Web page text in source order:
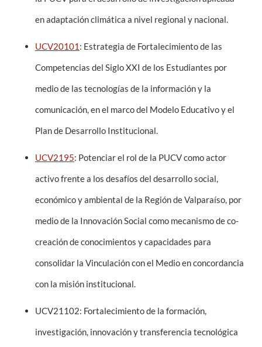
en adaptación climática a nivel regional y nacional.
UCV20101 : Estrategia de Fortalecimiento de las
Competencias del Siglo XXI de los Estudiantes por
medio de las tecnologías de la información y la
comunicación, en el marco del Modelo Educativo y el
Plan de Desarrollo Institucional.
UCV2195: Potenciar el rol de la PUCV como actor
activo frente a los desafíos del desarrollo social,
económico y ambiental de la Región de Valparaíso, por
medio de la Innovación Social como mecanismo de co-
creación de conocimientos y capacidades para
consolidar la Vinculación con el Medio en concordancia
con la misión institucional.
UCV21102: Fortalecimiento de la formación,
investigación, innovación y transferencia tecnológica